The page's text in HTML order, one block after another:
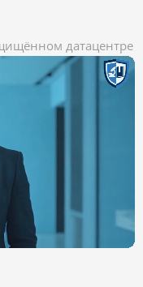
датацентре